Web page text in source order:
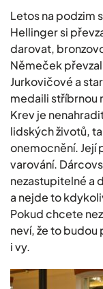
Letos na podzim
Hellinger si
darovat,
Němeček
Jurkovičové a
medaili stříbrnou
Krev je
lidských životů,
onemocnění. Její
varování.
nezastupitelné a
a nejde to
Pokud chcete
neví, že to
i vy.